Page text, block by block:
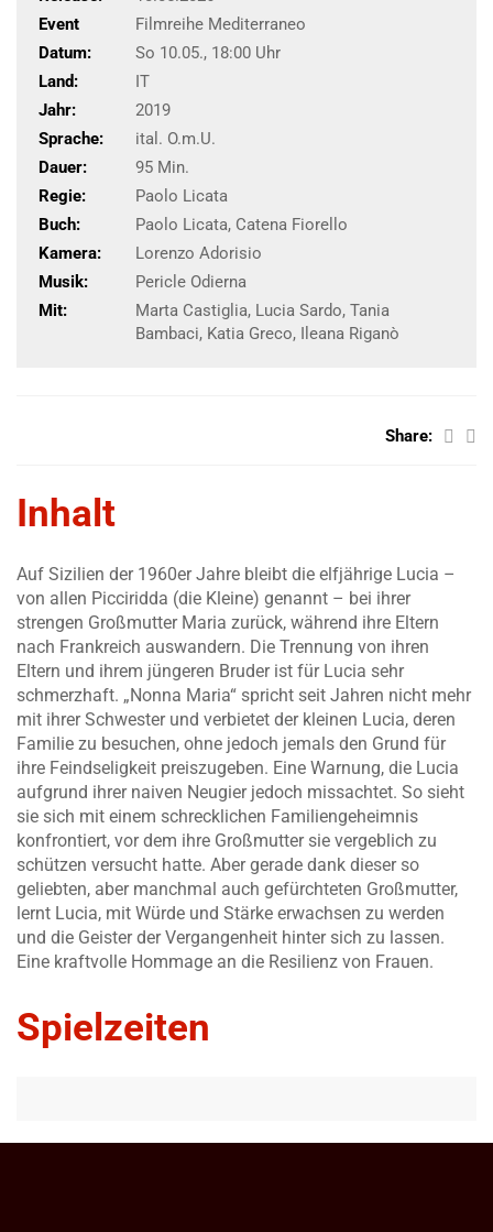
Event
Filmreihe Mediterraneo
Datum:
So 10.05., 18:00 Uhr
Land:
IT
Jahr:
2019
Sprache:
ital. O.m.U.
Dauer:
95 Min.
Regie:
Paolo Licata
Buch:
Paolo Licata, Catena Fiorello
Kamera:
Lorenzo Adorisio
Musik:
Pericle Odierna
Mit:
Marta Castiglia, Lucia Sardo, Tania
Bambaci, Katia Greco, Ileana Riganò
Share:
Inhalt
Auf Sizilien der 1960er Jahre bleibt die elfjährige Lucia –
von allen Picciridda (die Kleine) genannt – bei ihrer
strengen Großmutter Maria zurück, während ihre Eltern
nach Frankreich auswandern. Die Trennung von ihren
Eltern und ihrem jüngeren Bruder ist für Lucia sehr
schmerzhaft. „Nonna Maria“ spricht seit Jahren nicht mehr
mit ihrer Schwester und verbietet der kleinen Lucia, deren
Familie zu besuchen, ohne jedoch jemals den Grund für
ihre Feindseligkeit preiszugeben. Eine Warnung, die Lucia
aufgrund ihrer naiven Neugier jedoch missachtet. So sieht
sie sich mit einem schrecklichen Familiengeheimnis
konfrontiert, vor dem ihre Großmutter sie vergeblich zu
schützen versucht hatte. Aber gerade dank dieser so
geliebten, aber manchmal auch gefürchteten Großmutter,
lernt Lucia, mit Würde und Stärke erwachsen zu werden
und die Geister der Vergangenheit hinter sich zu lassen.
Eine kraftvolle Hommage an die Resilienz von Frauen.
Spielzeiten